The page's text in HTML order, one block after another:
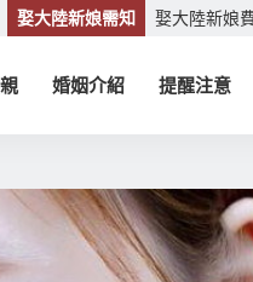
娶大陸新娘需知 娶大陸新娘
婚姻介紹 提醒注意